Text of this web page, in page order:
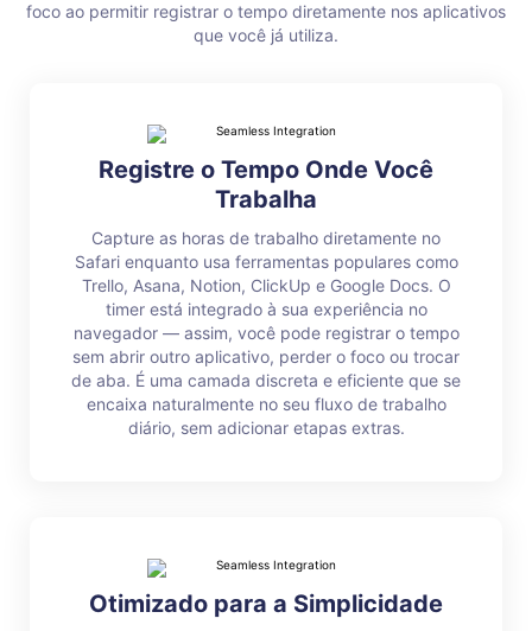
foco ao permitir registrar o tempo diretamente nos aplicativos
que você já utiliza.
Registre o Tempo Onde Você
Trabalha
Capture as horas de trabalho diretamente no
Safari enquanto usa ferramentas populares como
Trello, Asana, Notion, ClickUp e Google Docs. O
timer está integrado à sua experiência no
navegador — assim, você pode registrar o tempo
sem abrir outro aplicativo, perder o foco ou trocar
de aba. É uma camada discreta e eficiente que se
encaixa naturalmente no seu fluxo de trabalho
diário, sem adicionar etapas extras.
Otimizado para a Simplicidade